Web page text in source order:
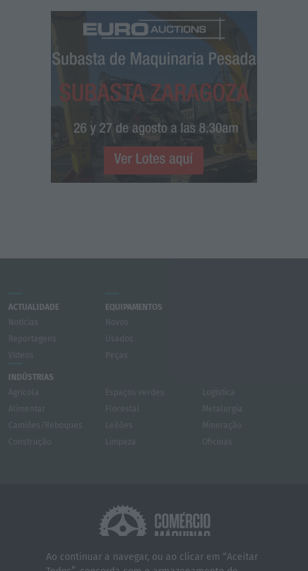
ACTUALIDADE
EQUIPAMENTOS
INDÚSTRIAS
Ao continuar a navegar, ou ao clicar em “Aceitar